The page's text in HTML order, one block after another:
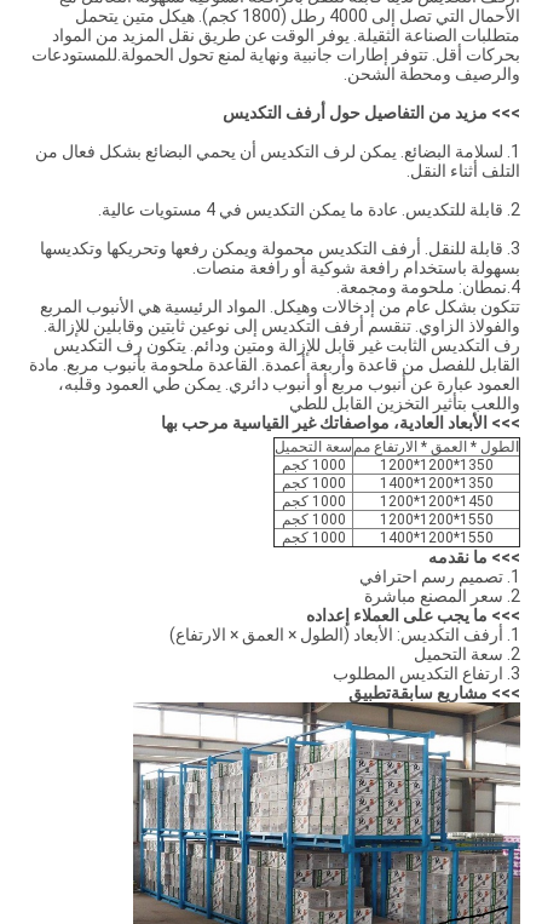
الأحمال التي تصل إلى 4000 رطل (1800 كجم). هيكل متين يتحمل
متطلبات الصناعة الثقيلة. يوفر الوقت عن طريق نقل المزيد من المواد
بحركات أقل. تتوفر إطارات جانبية ونهاية لمنع تحول الحمولة.للمستودعات
والرصيف ومحطة الشحن.
>>> مزيد من التفاصيل حول أرفف التكديس
1. لسلامة البضائع. يمكن لرف التكديس أن يحمي البضائع بشكل فعال من
التلف أثناء النقل.
2. قابلة للتكديس. عادة ما يمكن التكديس في 4 مستويات عالية.
3. قابلة للنقل. أرفف التكديس محمولة ويمكن رفعها وتحريكها وتكديسها
بسهولة باستخدام رافعة شوكية أو رافعة منصات.
4.نمطان: ملحومة ومجمعة.
تتكون بشكل عام من إدخالات وهيكل. المواد الرئيسية هي الأنبوب المربع
والفولاذ الزاوي. تنقسم أرفف التكديس إلى نوعين ثابتين وقابلين للإزالة.
رف التكديس الثابت غير قابل للإزالة ومتين ودائم. يتكون رف التكديس
القابل للفصل من قاعدة وأربعة أعمدة. القاعدة ملحومة بأنبوب مربع. مادة
العمود عبارة عن أنبوب مربع أو أنبوب دائري. يمكن طي العمود وقلبه،
واللعب بتأثير التخزين القابل للطي
>>> الأبعاد العادية، مواصفاتك غير القياسية مرحب بها
الطول * العمق * الارتفاع مم سعة التحميل
1350*1200*1200
1000 كجم
1350*1200*1400
1000 كجم
1450*1200*1200
1000 كجم
1550*1200*1200
1000 كجم
1550*1200*1400
1000 كجم
>>> ما نقدمه
1. تصميم رسم احترافي
2. سعر المصنع مباشرة
>>> ما يجب على العملاء إعداده
1. أرفف التكديس: الأبعاد (الطول × العمق × الارتفاع)
2. سعة التحميل
3. ارتفاع التكديس المطلوب
>>> مشاريع سابقةتطبيق